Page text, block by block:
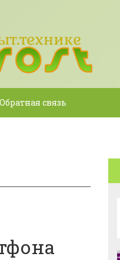
Обратная связь